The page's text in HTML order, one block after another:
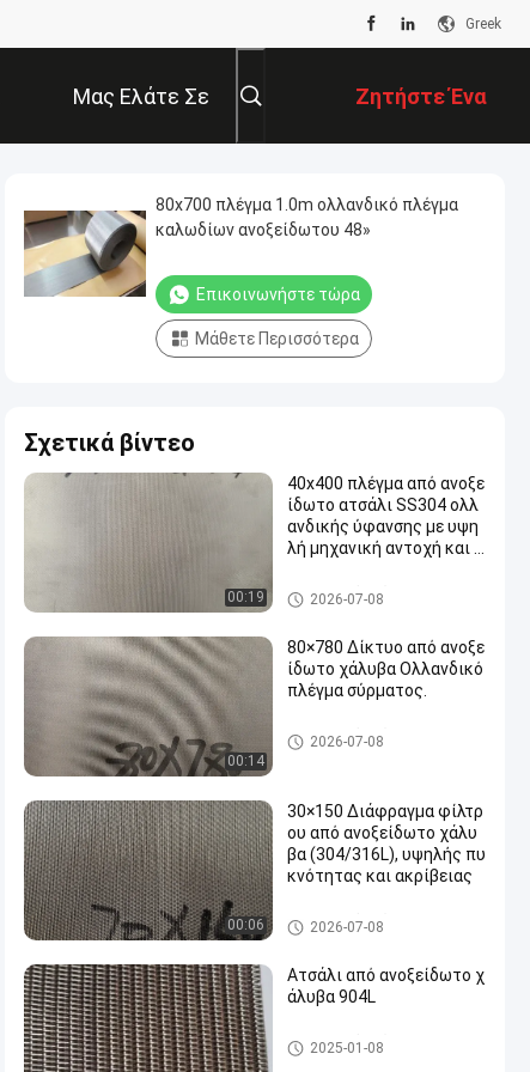
Greek
Μας Ελάτε Σε
Επαφή Με
Ζητήστε Ένα
Απόσπασμα
80x700 πλέγμα 1.0m ολλανδικό πλέγμα
καλωδίων ανοξείδωτου 48»
Επικοινωνήστε τώρα
Μάθετε Περισσότερα
Σχετικά βίντεο
00:19
40x400 πλέγμα από ανοξε
ίδωτο ατσάλι SS304 ολλ
ανδικής ύφανσης με υψη
λή μηχανική αντοχή και ε
ή απόδοση
Ολλανδικό πλέγμα καλωδίω
ν ανοξείδωτου
2026-07-08
00:14
80×780 Δίκτυο από ανοξε
ίδωτο χάλυβα Ολλανδικό
πλέγμα σύρματος.
Ολλανδικό πλέγμα καλωδίω
ν ανοξείδωτου
2026-07-08
00:06
30×150 Διάφραγμα φίλτρ
ου από ανοξείδωτο χάλυ
βα (304/316L), υψηλής πυ
κνότητας και ακρίβειας
Ολλανδικό πλέγμα καλωδίω
ν ανοξείδωτου
2026-07-08
Ατσάλι από ανοξείδωτο χ
άλυβα 904L
Ολλανδικό πλέγμα καλωδίω
ν ανοξείδωτου
2025-01-08